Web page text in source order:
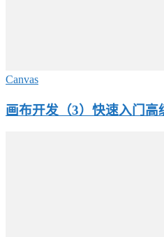
Canvas
画布开发（3）快速入门高